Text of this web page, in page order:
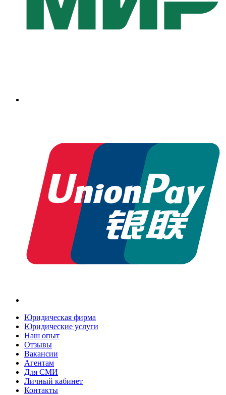
Юридическая фирма
Юридические услуги
Наш опыт
Отзывы
Вакансии
Агентам
Для СМИ
Личный кабинет
Контакты